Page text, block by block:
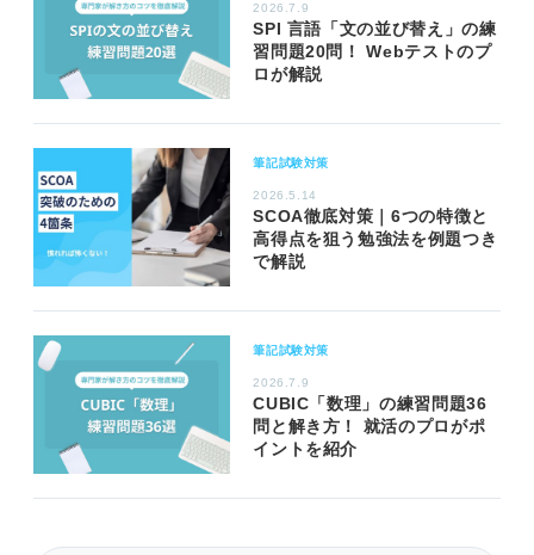
2026.7.9
SPI 言語「文の並び替え」の練
習問題20問！ Webテストのプ
ロが解説
筆記試験対策
2026.5.14
SCOA徹底対策｜6つの特徴と
高得点を狙う勉強法を例題つき
で解説
筆記試験対策
2026.7.9
CUBIC「数理」の練習問題36
問と解き方！ 就活のプロがポ
イントを紹介